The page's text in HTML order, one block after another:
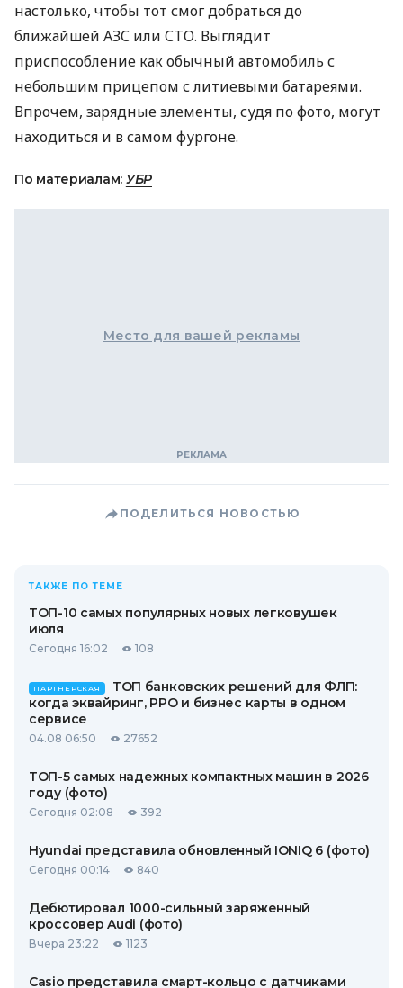
настолько, чтобы тот смог добраться до
ближайшей АЗС или СТО. Выглядит
приспособление как обычный автомобиль с
небольшим прицепом с литиевыми батареями.
Впрочем, зарядные элементы, судя по фото, могут
находиться и в самом фургоне.
По материалам: УБР
Место для вашей рекламы
ПОДЕЛИТЬСЯ НОВОСТЬЮ
ТАКЖЕ ПО ТЕМЕ
ТОП-10 самых популярных новых легковушек
июля
Сегодня 16:02 108
ПАРТНЕРСКАЯ
ТОП банковских решений для ФЛП:
когда эквайринг, РРО и бизнес карты в одном
сервисе
04.08 06:50 27652
ТОП-5 самых надежных компактных машин в 2026
году (фото)
Сегодня 02:08 392
Hyundai представила обновленный IONIQ 6 (фото)
Сегодня 00:14 840
Дебютировал 1000-сильный заряженный
кроссовер Audi (фото)
Вчера 23:22 1123
Casio представила смарт-кольцо с датчиками